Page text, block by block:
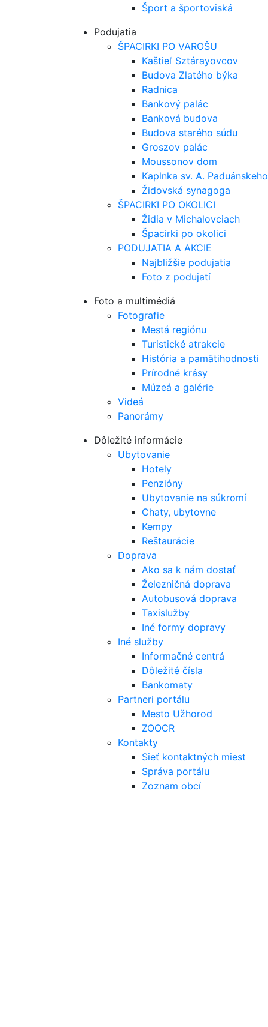
Šport a športoviská
Podujatia
ŠPACIRKI PO VAROŠU
Kaštieľ Sztárayovcov
Budova Zlatého býka
Radnica
Bankový palác
Banková budova
Budova starého súdu
Groszov palác
Moussonov dom
Kaplnka sv. A. Paduánskeho
Židovská synagoga
ŠPACIRKI PO OKOLICI
Židia v Michalovciach
Špacirki po okolici
PODUJATIA A AKCIE
Najbližšie podujatia
Foto z podujatí
Foto a multimédiá
Fotografie
Mestá regiónu
Turistické atrakcie
História a pamätihodnosti
Prírodné krásy
Múzeá a galérie
Videá
Panorámy
Dôležité informácie
Ubytovanie
Hotely
Penzióny
Ubytovanie na súkromí
Chaty, ubytovne
Kempy
Reštaurácie
Doprava
Ako sa k nám dostať
Železničná doprava
Autobusová doprava
Taxislužby
Iné formy dopravy
Iné služby
Informačné centrá
Dôležité čísla
Bankomaty
Partneri portálu
Mesto Užhorod
ZOOCR
Kontakty
Sieť kontaktných miest
Správa portálu
Zoznam obcí